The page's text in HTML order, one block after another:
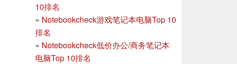
10排名
» Notebookcheck游戏笔记本电脑Top 10
排名
» Notebookcheck低价办公/商务笔记本
电脑Top 10排名